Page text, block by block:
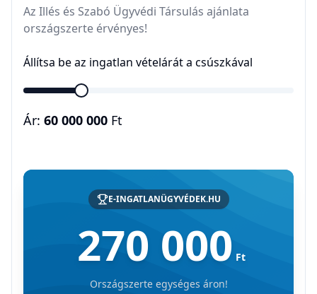
Az Illés és Szabó Ügyvédi Társulás ajánlata
országszerte érvényes!
Állítsa be az ingatlan vételárát a csúszkával
Ár: 60 000 000 Ft
E-INGATLANÜGYVÉDEK.HU
270 000 Ft
Országszerte egységes áron!